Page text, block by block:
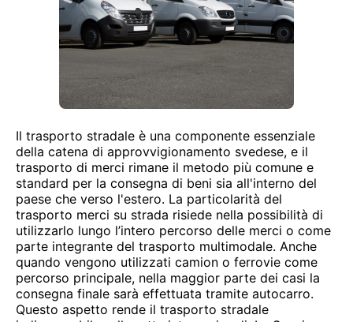
Il trasporto stradale è una componente essenziale
della catena di approvvigionamento svedese, e il
trasporto di merci rimane il metodo più comune e
standard per la consegna di beni sia all'interno del
paese che verso l'estero. La particolarità del
trasporto merci su strada risiede nella possibilità di
utilizzarlo lungo l’intero percorso delle merci o come
parte integrante del trasporto multimodale. Anche
quando vengono utilizzati camion o ferrovie come
percorso principale, nella maggior parte dei casi la
consegna finale sarà effettuata tramite autocarro.
Questo aspetto rende il trasporto stradale